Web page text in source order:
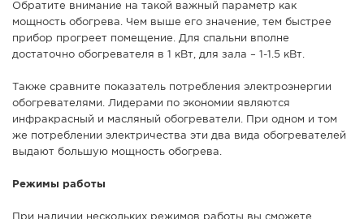
Обратите внимание на такой важный параметр как
мощность обогрева. Чем выше его значение, тем быстрее
прибор прогреет помещение. Для спальни вполне
достаточно обогревателя в 1 кВт, для зала – 1-1.5 кВт.
Также сравните показатель потребления электроэнергии
обогревателями. Лидерами по экономии являются
инфракрасный и масляный обогреватели. При одном и том
же потреблении электричества эти два вида обогревателей
выдают большую мощность обогрева.
Режимы работы
При наличии нескольких режимов работы вы сможете